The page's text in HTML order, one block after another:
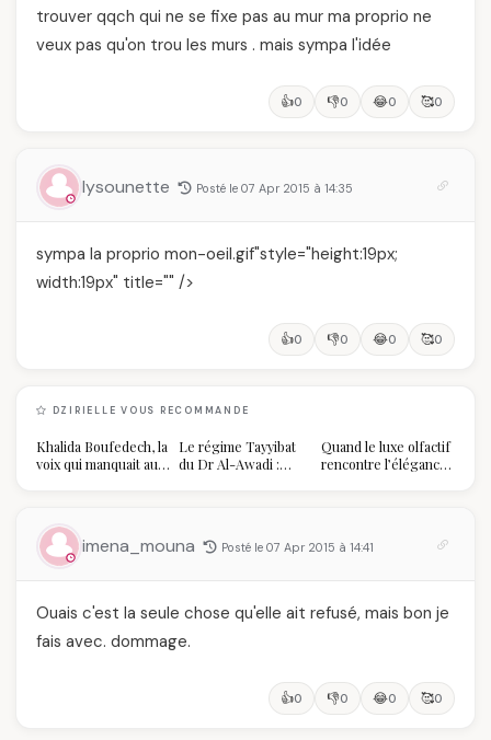
trouver qqch qui ne se fixe pas au mur ma proprio ne
veux pas qu'on trou les murs . mais sympa l'idée
👍0 👎0 😂0 🥰0
lysounette Posté le 07 Apr 2015 à 14:35
sympa la proprio mon-oeil.gif"style="height:19px;
width:19px" title="" />
👍0 👎0 😂0 🥰0
DZIRIELLE VOUS RECOMMANDE
Khalida Boufedech, la
voix qui manquait au
Le régime Tayyibat
du Dr Al-Awadi :
vraiment savoir
Quand le luxe olfactif
rencontre l’élégance
imena_mouna Posté le 07 Apr 2015 à 14:41
Ouais c'est la seule chose qu'elle ait refusé, mais bon je
fais avec. dommage.
👍0 👎0 😂0 🥰0